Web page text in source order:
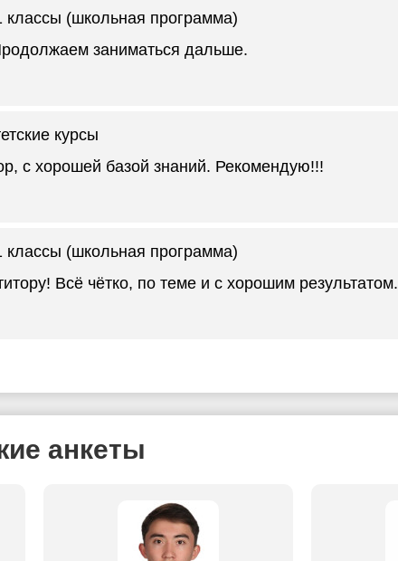
классы (школьная программа)
заниматься дальше.
курсы
с хорошей базой знаний. Рекомендую!!!
классы (школьная программа)
Всё чётко, по теме и с хорошим результатом.
анкеты